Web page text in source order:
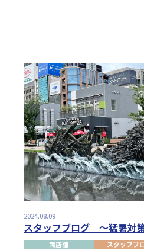
2024.08.09
スタッフブログ ～猛暑対
両店舗 スタッフブ